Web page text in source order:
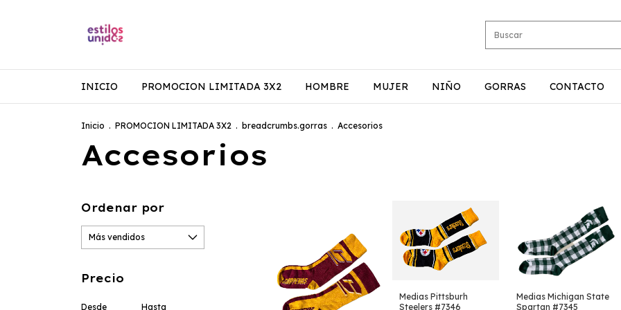
INICIO PROMOCION LIMITADA 3X2 HOMBRE MUJER NIÑO GORRAS CONTACTO
Inicio . PROMOCION LIMITADA 3X2 . breadcrumbs.gorras . Accesorios
Accesorios
Ordenar por
Precio
Desde Hasta
Medias Pittsburh
Steelers #7346
Medias Michigan State
Spartan #7345